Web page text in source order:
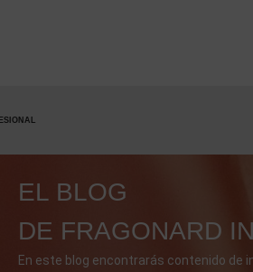
EL BLOG
DE FRAGONARD
En este blog encontrarás contenido de